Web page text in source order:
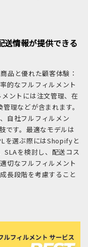
送情報が提供できる
品と優れた顧客体験：
的なフルフィルメント
ントには注文管理、在
理などが含まれます。
自社フルフィルメン
です。最適なモデルは
を選ぶ際にはShopifyと
SLAを検討し、配送コス
切なフルフィルメント
長段階を考慮すること